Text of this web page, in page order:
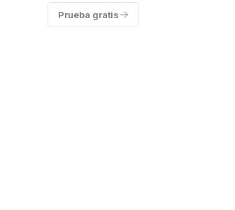
Prueba gratis